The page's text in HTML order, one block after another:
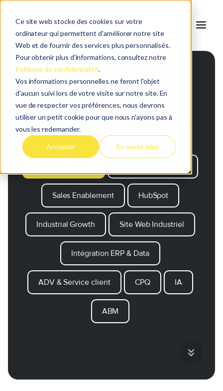
Ce site web stocke des cookies sur votre
ordinateur qui permettent d'améliorer notre site
Web et de fournir des services plus personnalisés.
Pour obtenir plus d'informations, consultez notre
Politique de confidentialité.
Vos informations personnelles ne feront l'objet
d'aucun suivi lors de votre visite sur notre site. En
vue de respecter vos préférences, nous devrons
utiliser un petit cookie pour que nous n'ayons pas à
vous les redemander.
Accepter En savoir plus
Toutes nos actualités
Sales Enablement HubSpot
Industrial Growth Site Web Industriel
Intégration ERP & Data
ADV & Service client CPQ IA
ABM